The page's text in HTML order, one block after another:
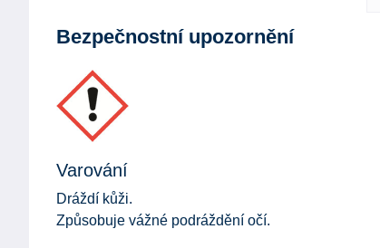
Bezpečnostní upozornění
Varování
Dráždí kůži.
Způsobuje vážné podráždění očí.